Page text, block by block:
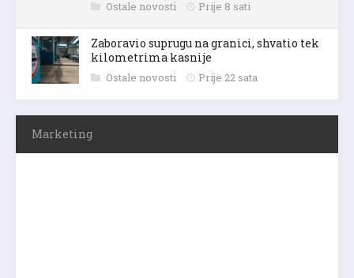
Ostale novosti Prije 8 sati
Zaboravio suprugu na granici, shvatio tek
kilometrima kasnije
Ostale novosti Prije 22 sata
Marketing